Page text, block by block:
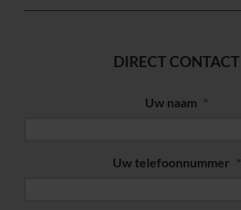
DIRECT CONTACT
Uw naam *
Uw telefoonnummer *